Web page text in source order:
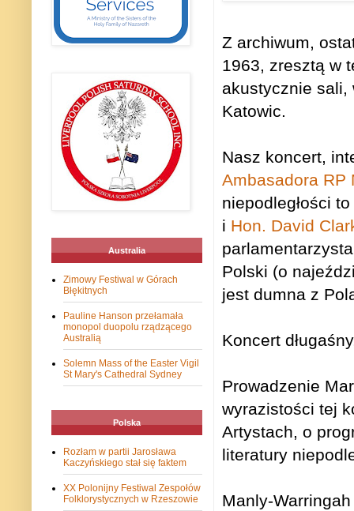
Z archiwum,
1963, zresztą w
akustycznie sali,
Katowic.
Nasz koncert,
Ambasadora RP
niepodległości
i Hon. David
Polski (o
jest dumna z
Koncert
Prowadzenie
wyrazistości tej
Artystach, o
literatury
Manly-
Australia
Zimowy Festiwal w Górach
Błękitnych
Pauline Hanson przełamała
monopol duopolu rządzącego
Australią
Solemn Mass of the Easter Vigil
St Mary's Cathedral Sydney
Polska
Rozłam w partii Jarosława
Kaczyńskiego stał się faktem
XX Polonijny Festiwal Zespołów
Folklorystycznych w Rzeszowie